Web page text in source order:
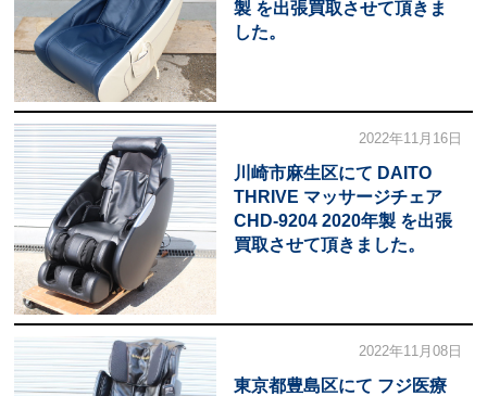
製 を出張買取させて頂きま
した。
2022年11月16日
川崎市麻生区にて DAITO
THRIVE マッサージチェア
CHD-9204 2020年製 を出張
買取させて頂きました。
2022年11月08日
東京都豊島区にて フジ医療